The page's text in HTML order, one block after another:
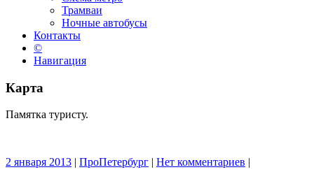
Трамваи
Ночные автобусы
Контакты
©
Навигация
Карта
Памятка туристу.
2 января 2013 | ПроПетербург | Нет комментариев |